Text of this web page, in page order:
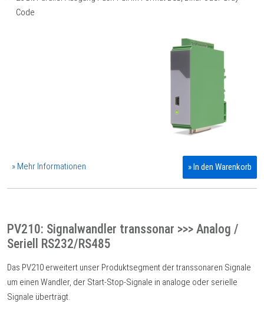
Code
» Mehr Informationen » In den Warenkorb
PV210: Signalwandler transsonar >>> Analog /
Seriell RS232/RS485
Das PV210 erweitert unser Produktsegment der transsonaren Signale
um einen Wandler, der Start-Stop-Signale in analoge oder serielle
Signale überträgt.